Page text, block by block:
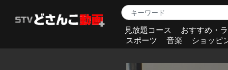
見放題コース おすすめ・
スポーツ
音楽 ショッピ